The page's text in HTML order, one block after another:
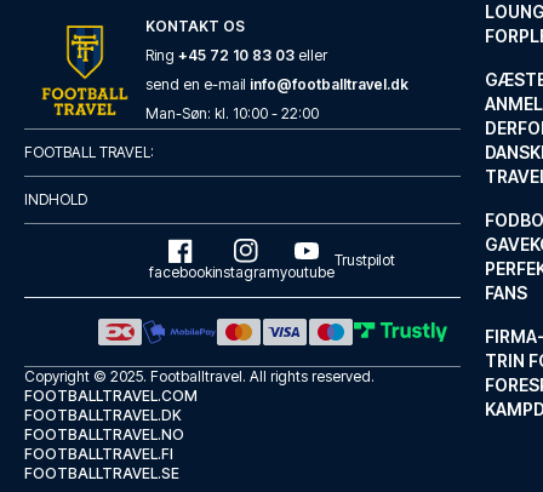
FANS
TRIN
Hotel Sancho Ramírez
FraHotel Sancho Ramírez, som l...
LÆS MERE OM HOTELLET
KONTAKT OS
Ring +45 72 10 83 03 eller
send en e-mail info@footballtravel.dk
Man-Søn: kl. 10:00 - 22:00
FOOTBALL TRAVEL:
INDHOLD
facebookinstagramyoutube
Trustpilot
Copyright © 2025. Footballtravel. All rights reserved.
FOOTBALLTRAVEL.COM
FOOTBALLTRAVEL.DK
FOOTBALLTRAVEL.NO
FOOTBALLTRAVEL.FI
FOOTBALLTRAVEL.SE